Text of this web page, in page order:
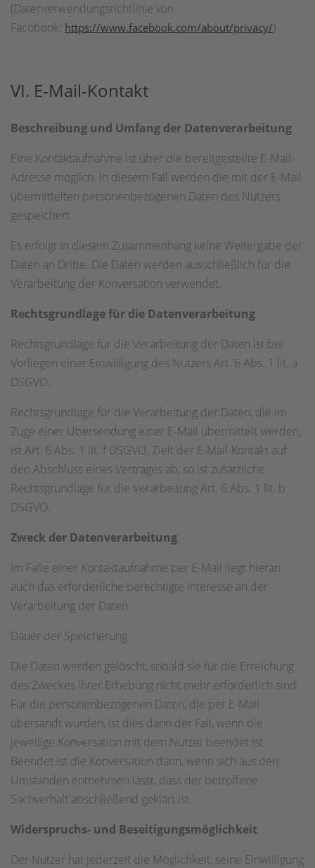
(Datenverwendungsrichtlinie von
Facobook: https://www.facebook.com/about/privacy/)
VI. E-Mail-Kontakt
Beschreibung und Umfang der Datenverarbeitung
Eine Kontaktaufnahme ist über die bereitgestellte E-Mail-
Adresse möglich. In diesem Fall werden die mit der E-Mail
übermittelten personenbezogenen Daten des Nutzers
gespeichert.
Es erfolgt in diesem Zusammenhang keine Weitergabe der
Daten an Dritte. Die Daten werden ausschließlich für die
Verarbeitung der Konversation verwendet.
Rechtsgrundlage für die Datenverarbeitung
Rechtsgrundlage für die Verarbeitung der Daten ist bei
Vorliegen einer Einwilligung des Nutzers Art. 6 Abs. 1 lit. a
DSGVO.
Rechtsgrundlage für die Verarbeitung der Daten, die im
Zuge einer Übersendung einer E-Mail übermittelt werden,
ist Art. 6 Abs. 1 lit. f DSGVO. Zielt der E-Mail-Kontakt auf
den Abschluss eines Vertrages ab, so ist zusätzliche
Rechtsgrundlage für die Verarbeitung Art. 6 Abs. 1 lit. b
DSGVO.
Zweck der Datenverarbeitung
Im Falle einer Kontaktaufnahme per E-Mail liegt hieran
auch das erforderliche berechtigte Interesse an der
Verarbeitung der Daten.
Dauer der Speicherung
Die Daten werden gelöscht, sobald sie für die Erreichung
des Zweckes ihrer Erhebung nicht mehr erforderlich sind.
Für die personenbezogenen Daten, die per E-Mail
übersandt wurden, ist dies dann der Fall, wenn die
jeweilige Konversation mit dem Nutzer beendet ist.
Beendet ist die Konversation dann, wenn sich aus den
Umständen entnehmen lässt, dass der betroffene
Sachverhalt abschließend geklärt ist.
Widerspruchs- und Beseitigungsmöglichkeit
Der Nutzer hat jederzeit die Möglichkeit, seine Einwilligung